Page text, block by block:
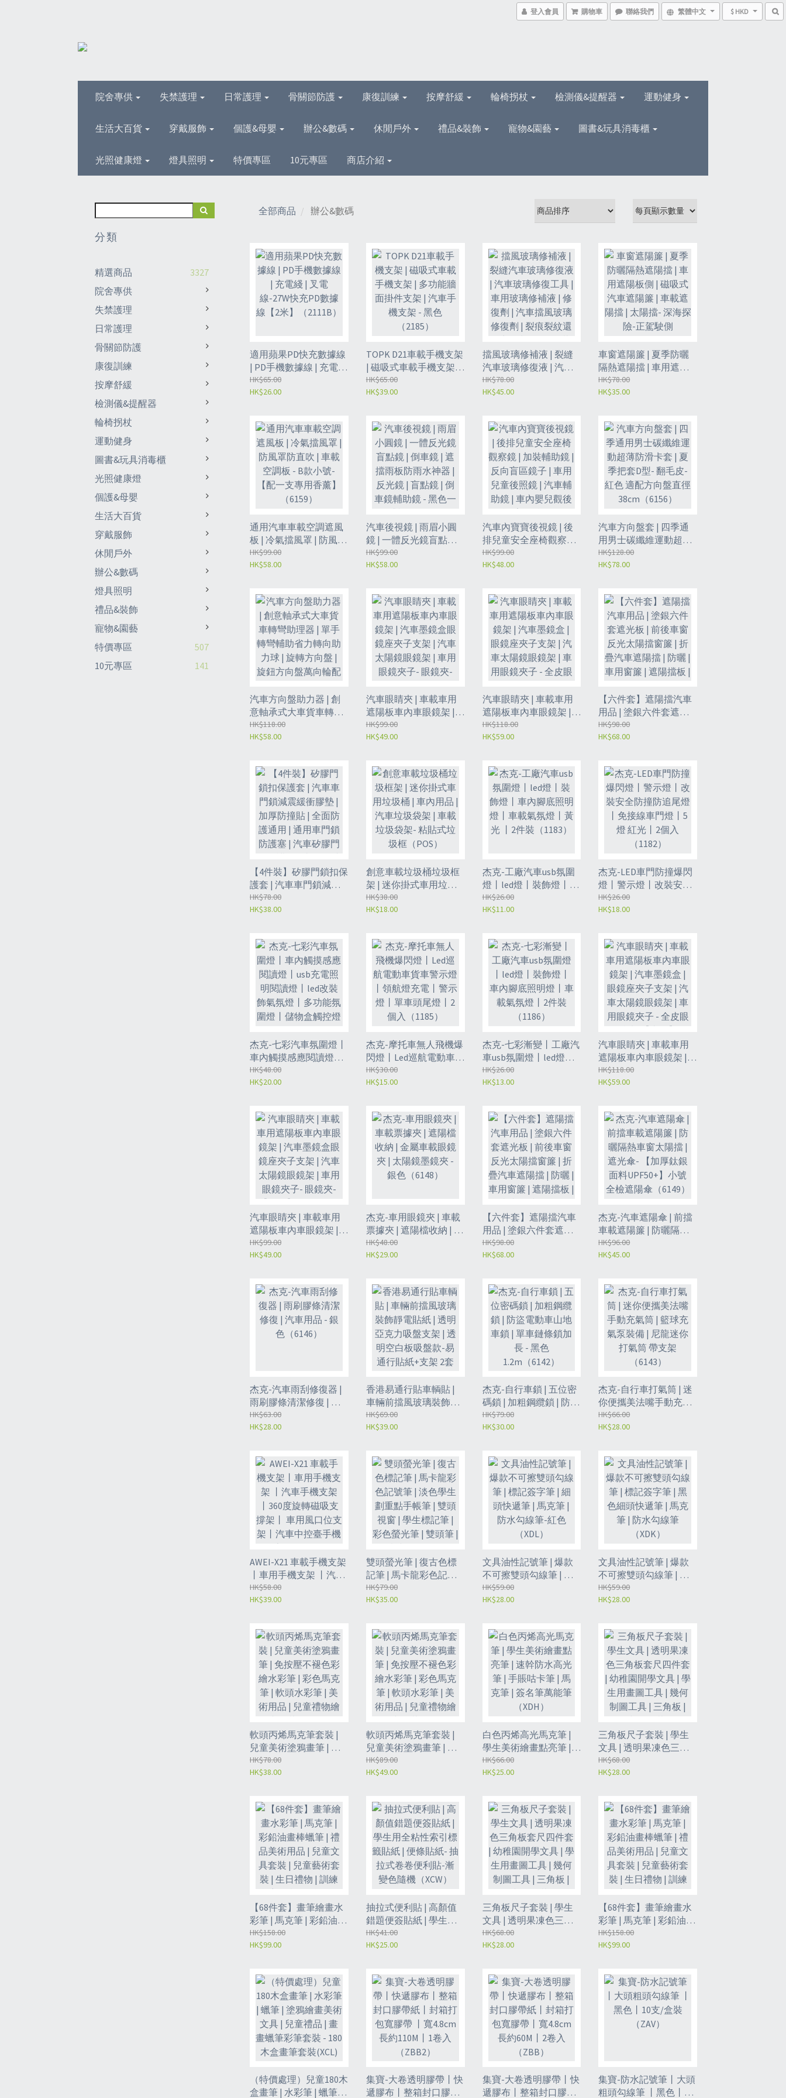
登入會員 購物車 聯絡我們 繁體中文 $ HKD
院舍專供 失禁護理 日常護理 骨關節防護 康復訓練 按摩舒緩 輪椅拐杖 檢測儀&提醒器 運動健身
生活大百貨 穿戴服飾 個護&母嬰 辦公&數碼 休閒戶外 禮品&裝飾 寵物&園藝 圖書&玩具消毒櫃
光照健康燈 燈具照明 特價專區 10元專區 商店介紹
分類
精選商品
3327
院舍專供
失禁護理
日常護理
骨關節防護
康復訓練
按摩舒緩
檢測儀&提醒器
輪椅拐杖
運動健身
圖書&玩具消毒櫃
光照健康燈
個護&母嬰
生活大百貨
穿戴服飾
休閒戶外
辦公&數碼
燈具照明
禮品&裝飾
寵物&園藝
特價專區
507
10元專區
141
全部商品 辦公&數碼
適用蘋果PD快充數據線
| PD手機數據線 | 充電綫
| 叉電線-27W快充PD數
據線【2米】（2111B）
HK$65.00
HK$26.00
TOPK D21車載手機支架
| 磁吸式車載手機支架 |
多功能牆面掛件支架 |
汽車手機支架 - 黑色
HK$65.00
HK$39.00
擋風玻璃修補液 | 裂縫
汽車玻璃修復液 | 汽車
玻璃修復工具 | 車用玻
璃修補液 | 修復劑 | 汽車
套裝- 兩用型玻璃修補
工具（6161）
HK$78.00
HK$45.00
車窗遮陽簾 | 夏季防曬
隔熱遮陽擋 | 車用遮陽
板側 | 磁吸式汽車遮陽
簾 | 車載遮陽擋 | 太陽
HK$78.00
HK$35.00
通用汽車車載空調遮風
板 | 冷氣擋風罩 | 防風罩
防直吹 | 車載空調板 - B
款小號-【配一支專用香
HK$99.00
HK$58.00
汽車後視鏡 | 雨眉小圓
鏡 | 一體反光鏡盲點鏡 |
倒車鏡 | 遮擋雨板防雨
水神器 | 反光鏡 | 盲點鏡
HK$99.00
HK$58.00
汽車內寶寶後視鏡 | 後
排兒童安全座椅觀察鏡 |
加裝輔助鏡 | 反向盲區
鏡子 | 車用兒童後照鏡 |
（6157）
HK$99.00
HK$48.00
汽車方向盤套 | 四季通
用男士碳纖維運動超薄
防滑卡套 | 夏季把套D
型- 翻毛皮-紅色 適配方
HK$128.00
HK$78.00
汽車方向盤助力器 | 創
意軸承式大車貨車轉彎
助理器 | 單手轉彎輔助
省力轉向助力球 | 旋轉
向輪配件 - 黑色
（6155）
HK$118.00
HK$58.00
汽車眼睛夾 | 車載車用
遮陽板車內車眼鏡架 |
汽車墨鏡盒眼鏡座夾子
支架 | 汽車太陽鏡眼鏡
夾-【黑色】（6154B）
HK$99.00
HK$49.00
汽車眼睛夾 | 車載車用
遮陽板車內車眼鏡架 |
汽車墨鏡盒 | 眼鏡座夾
子支架 | 汽車太陽鏡眼
皮眼鏡夾-【米色】
（6154）
HK$118.00
HK$59.00
【六件套】遮陽擋汽車
用品 | 塗銀六件套遮光
板 | 前後車窗反光太陽
擋窗簾 | 折疊汽車遮陽
陽擋板 | 汽車太陽擋
（POV）
HK$98.00
HK$68.00
【4件裝】矽膠門鎖扣保
護套 | 汽車車門鎖減震
緩衝膠墊 | 加厚防撞貼 |
全面防護通用 | 通用車
門鎖保護套 - 車門鎖減
震墊-白色 4 件裝
（POT）
HK$78.00
HK$38.00
創意車載垃圾桶垃圾框
架 | 迷你掛式車用垃圾
桶 | 車內用品 | 汽車垃圾
袋架 | 車載垃圾袋架- 粘
HK$38.00
HK$18.00
杰克-工廠汽車usb氛圍
燈丨led燈丨裝飾燈丨車
內腳底照明燈丨車載氣
氛燈丨黃光 丨2件裝
HK$26.00
HK$11.00
杰克-LED車門防撞爆閃
燈丨警示燈丨改裝安全
防撞防追尾燈丨免接線
車門燈丨5燈 紅光丨2個
HK$26.00
HK$18.00
杰克-七彩汽車氛圍燈丨
車內觸摸感應閱讀燈丨
usb充電照明閱讀燈丨
led改裝飾氣氛燈丨多功
HK$48.00
HK$20.00
杰克-摩托車無人飛機爆
閃燈丨Led巡航電動車貨
車警示燈丨領航燈充電
丨警示燈丨單車頭尾燈
HK$30.00
HK$15.00
杰克-七彩漸變丨工廠汽
車usb氛圍燈丨led燈丨
裝飾燈丨車內腳底照明
燈丨車載氣氛燈丨2件裝
HK$26.00
HK$13.00
汽車眼睛夾 | 車載車用
遮陽板車內車眼鏡架 |
汽車墨鏡盒 | 眼鏡座夾
子支架 | 汽車太陽鏡眼
（6154）
HK$118.00
HK$59.00
汽車眼睛夾 | 車載車用
遮陽板車內車眼鏡架 |
汽車墨鏡盒眼鏡座夾子
支架 | 汽車太陽鏡眼鏡
HK$99.00
HK$49.00
杰克-車用眼鏡夾 | 車載
票據夾 | 遮陽檔收納 | 金
屬車載眼鏡夾 | 太陽鏡
墨鏡夾 - 銀色（6148）
HK$48.00
HK$29.00
【六件套】遮陽擋汽車
用品 | 塗銀六件套遮光
板 | 前後車窗反光太陽
擋窗簾 | 折疊汽車遮陽
（POV）
HK$98.00
HK$68.00
杰克-汽車遮陽傘 | 前擋
車載遮陽簾 | 防曬隔熱
車窗太陽擋 | 遮光傘-
【加厚鈦銀面料
HK$96.00
HK$45.00
杰克-汽車雨刮修復器 |
雨刷膠條清潔修復 | 汽
車用品 - 銀色（6146）
HK$63.00
HK$28.00
香港易通行貼車輌貼 |
車輛前擋風玻璃裝飾靜
電貼紙 | 透明亞克力吸
盤支架 | 透明空白板吸
2套（PIH）
HK$69.00
HK$39.00
杰克-自行車鎖 | 五位密
碼鎖 | 加粗鋼纜鎖 | 防盜
電動車山地車鎖 | 單車
鏈條鎖加長 - 黑色
HK$79.00
HK$30.00
杰克-自行車打氣筒 | 迷
你便攜美法嘴手動充氣
筒 | 籃球充氣泵裝備 | 尼
龍迷你打氣筒 帶支架
HK$66.00
HK$28.00
AWEI-X21 車載手機支架
丨車用手機支架 丨汽車
手機支架 丨360度旋轉
磁吸支撐架丨 車用風口
機架（2142）
HK$58.00
HK$39.00
雙頭螢光筆 | 復古色標
記筆 | 馬卡龍彩色記號
筆 | 淡色學生劃重點手
帳筆 | 雙頭視窗 | 學生標
筆 | 創意文具（XDM）
HK$79.00
HK$35.00
文具油性記號筆 | 爆款
不可擦雙頭勾線筆 | 標
記簽字筆 | 細頭快遞筆 |
馬克筆 | 防水勾線筆-紅
HK$59.00
HK$28.00
文具油性記號筆 | 爆款
不可擦雙頭勾線筆 | 標
記簽字筆 | 黑色細頭快
遞筆 | 馬克筆 | 防水勾線
HK$59.00
HK$28.00
軟頭丙烯馬克筆套裝 |
兒童美術塗鴉畫筆 | 免
按壓不褪色彩繪水彩筆 |
彩色馬克筆 | 軟頭水彩
HK$78.00
HK$38.00
軟頭丙烯馬克筆套裝 |
兒童美術塗鴉畫筆 | 免
按壓不褪色彩繪水彩筆 |
彩色馬克筆 | 軟頭水彩
HK$89.00
HK$49.00
白色丙烯高光馬克筆 |
學生美術繪畫點亮筆 |
速幹防水高光筆 | 手賬
咕卡筆 | 馬克筆 | 簽名筆
HK$66.00
HK$25.00
三角板尺子套裝 | 學生
文具 | 透明果凍色三角
板套尺四件套 | 幼稚園
開學文具 | 學生用畫圖
15cm（XCZ）
HK$68.00
HK$28.00
【68件套】畫筆繪畫水
彩筆 | 馬克筆 | 彩鉛油畫
棒蠟筆 | 禮品美術用品 |
兒童文具套裝 | 兒童藝
國（XCX）
HK$158.00
HK$99.00
抽拉式便利貼 | 高顏值
錯題便簽貼紙 | 學生用
全粘性索引標籤貼紙 |
便條貼紙- 抽拉式卷卷
HK$41.00
HK$25.00
三角板尺子套裝 | 學生
文具 | 透明果凍色三角
板套尺四件套 | 幼稚園
開學文具 | 學生用畫圖
15cm（XCZ）
HK$68.00
HK$28.00
【68件套】畫筆繪畫水
彩筆 | 馬克筆 | 彩鉛油畫
棒蠟筆 | 禮品美術用品 |
兒童文具套裝 | 兒童藝
國（XCX）
HK$158.00
HK$99.00
（特價處理）兒童180木
盒畫筆 | 水彩筆 | 蠟筆 |
集寶-大卷透明膠帶丨快
遞膠布丨整箱封口膠帶
集寶-大卷透明膠帶丨快
遞膠布丨整箱封口膠帶
集寶-防水記號筆丨大頭
粗頭勾線筆 丨黑色丨10